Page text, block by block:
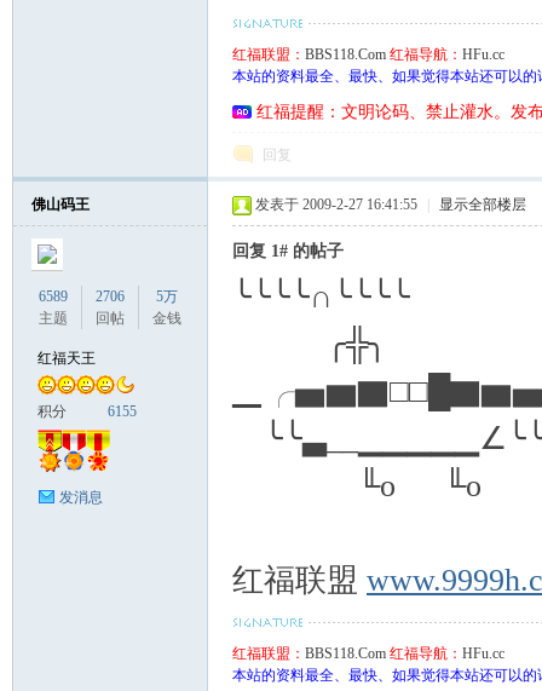
红福联盟： BBS118.Com 红福导航： HFu.cc
本站的资料最全、最快、如果觉得本站还可以
红福提醒：文明论码、禁止灌水。发
回复
佛山码王
6589
主题
2706
回帖
5万
金钱
红福天王
积分 6155
发消息
发表于 2009-2-27 16:41:55 显示全部楼层
回复 1# 的帖子
╰╰╰╰∩╰╰╰╰
╙o ╙o
红福联盟
红福联盟： BBS118.Com 红福导航： HFu.cc
本站的资料最全、最快、如果觉得本站还可以